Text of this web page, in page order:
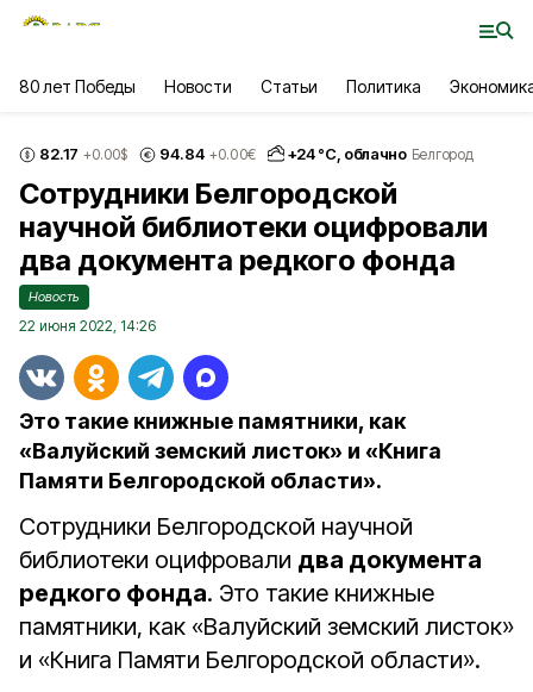
80 лет Победы Новости Статьи Политика
82.17 +0.00$ 94.84 +0.00€ +24°С, облачно Белгород
Сотрудники Белгородской
научной библиотеки оцифровали
два документа редкого фонда
Новость
22 июня 2022, 14:26
Это такие книжные памятники, как
«Валуйский земский листок» и «Книга
Памяти Белгородской области».
Сотрудники Белгородской научной
библиотеки оцифровали два документа
редкого фонда. Это такие книжные
памятники, как «Валуйский земский листок»
и «Книга Памяти Белгородской области».